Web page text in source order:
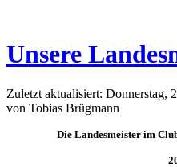
Unsere
Zuletzt aktualisiert: Donnerstag,
von Tobias Brügmann
Die Landesmeister im